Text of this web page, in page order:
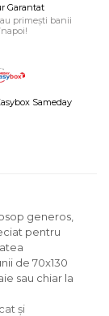
Garantat
primești banii
Sameday
generos,
pentru
de 70x130
sau chiar la
și